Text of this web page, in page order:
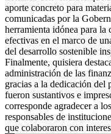
aporte concreto para
comunicadas por la
herramienta idónea para la
efectivas en el marco de
del desarrollo sostenible
Finalmente, quisiera
administración de las
gracias a la dedicación del
fueron sustantivos e
corresponde agradecer a
responsables de
que colaboraron con